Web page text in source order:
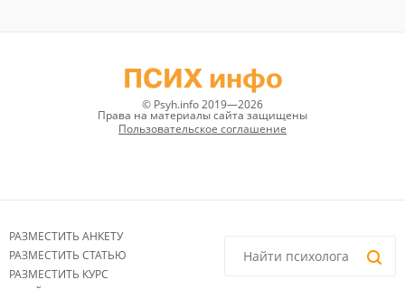
ПСИХ инфо
© Psyh.info 2019—2026
Права на материалы сайта защищены
Пользовательское соглашение
РАЗМЕСТИТЬ АНКЕТУ
РАЗМЕСТИТЬ СТАТЬЮ
РАЗМЕСТИТЬ КУРС